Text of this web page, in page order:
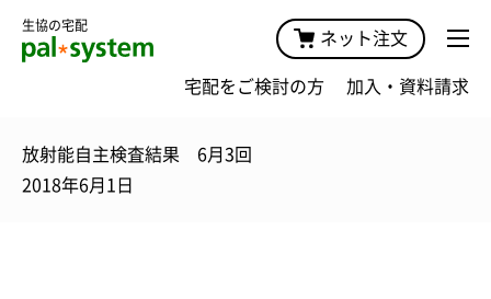
生協の宅配
ネット注文
宅配をご検討の方 加入・資料請求
放射能自主検査結果 6月3回
2018年6月1日